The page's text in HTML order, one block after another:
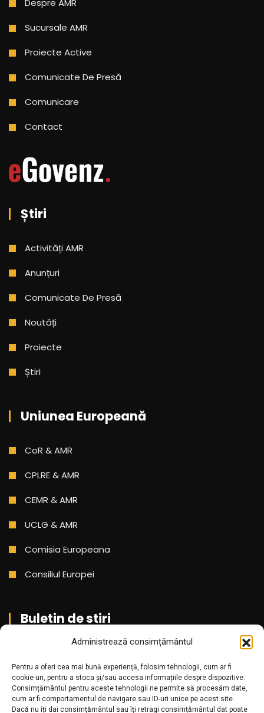
Administrează consimțământul
Pentru a oferi cea mai bună experiență, folosim tehnologii, cum ar fi
cookie-uri, pentru a stoca și/sau accesa informațiile despre dispozitive.
Consimțământul pentru aceste tehnologii ne permite să procesăm date,
cum ar fi comportamentul de navigare sau ID-uri unice pe acest site.
Dacă nu îți dai consimțământul sau îți retragi consimțământul dat poate
Despre AMR
Sucursale AMR
Proiecte Active
Comunicate De Presă
Comunicare
Contact
Știri
Activități AMR
Anunțuri
Comunicate De Presă
Noutăți
Proiecte
Știri
Uniunea Europeană
CoR & AMR
CPLRE & AMR
CEMR & AMR
UCLG & AMR
Comisia Europeana
Consiliul Europei
Buletin de stiri
Aboneaza-te pentru a primi cele mai noi stiri din partea
noastra!